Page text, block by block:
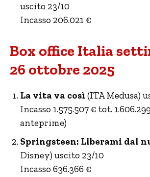
uscito 23/10
Incasso 206.021 €
Box office Italia
26 ottobre 2025
La vita va così (ITA Medusa)
Incasso 1.575.507 € tot.
anteprime)
Springsteen: Liberami dal
Disney) uscito 23/10
Incasso 636.366 €